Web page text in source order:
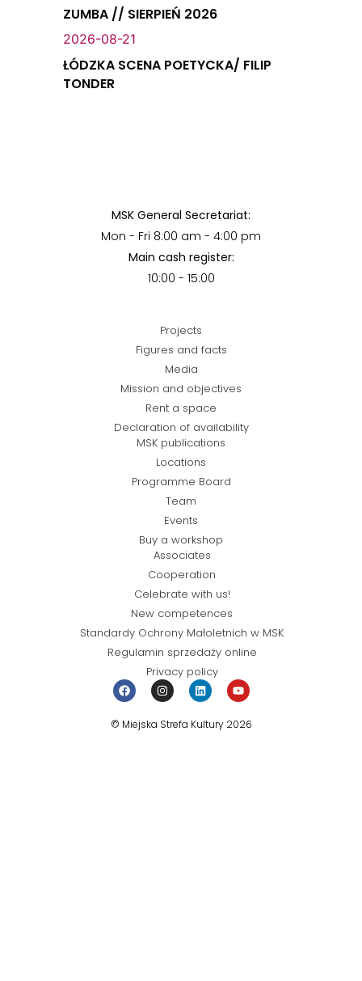
ZUMBA // SIERPIEŃ 2026
2026-08-21
ŁÓDZKA SCENA POETYCKA/ FILIP
TONDER
MSK General Secretariat:
Mon - Fri 8:00 am - 4:00 pm
Main cash register:
10:00 - 15:00
Projects
Figures and facts
Media
Mission and objectives
Rent a space
Declaration of availability
MSK publications
Locations
Programme Board
Team
Events
Buy a workshop
Associates
Cooperation
Celebrate with us!
New competences
Standardy Ochrony Małoletnich w MSK
Regulamin sprzedaży online
Privacy policy
© Miejska Strefa Kultury 2026